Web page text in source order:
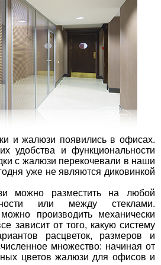
и жалюзи появились в офисах.
удобства и функциональности
с жалюзи перекочевали в наши
уже не являются диковинкой
можно разместить на любой
или между стеклами.
производить механически
зависит от того, какую систему
расцветок, размеров и
множество: начиная от
цветов жалюзи для офисов и